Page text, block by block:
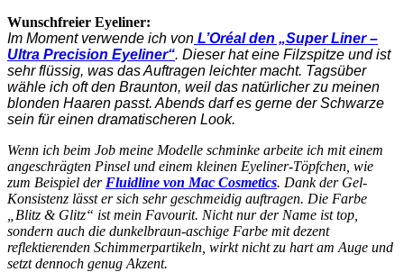
Wunschfreier Eyeliner:
Im Moment verwende ich von L’Oréal den „Super Liner –
Ultra Precision Eyeliner“. Dieser hat eine Filzspitze und ist
sehr flüssig, was das Auftragen leichter macht. Tagsüber
wähle ich oft den Braunton, weil das natürlicher zu meinen
blonden Haaren passt. Abends darf es gerne der Schwarze
sein für einen dramatischeren Look.
Wenn ich beim Job meine Modelle schminke arbeite ich mit einem
angeschrägten Pinsel und einem kleinen Eyeliner-Töpfchen, wie
zum Beispiel der Fluidline von Mac Cosmetics. Dank der Gel-
Konsistenz lässt er sich sehr geschmeidig auftragen. Die Farbe
„Blitz & Glitz“ ist mein Favourit. Nicht nur der Name ist top,
sondern auch die dunkelbraun-aschige Farbe mit dezent
reflektierenden Schimmerpartikeln, wirkt nicht zu hart am Auge und
setzt dennoch genug Akzent.